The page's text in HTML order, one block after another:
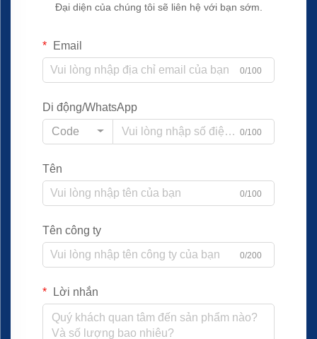
Đại diện của chúng tôi sẽ liên hệ với bạn sớm.
Email
0/100
Di động/WhatsApp
Code
0/100
Tên
0/100
Tên công ty
0/200
Lời nhắn